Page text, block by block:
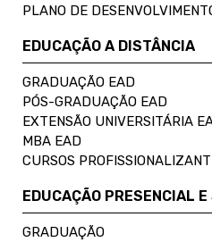
PLANO DE
EDUCAÇÃO A DISTÂNCIA
GRADUAÇÃO EAD
PÓS-GRADUAÇÃO EAD
EXTENSÃO UNIVERSITÁRIA
MBA EAD
CURSOS
EDUCAÇÃO PRESENCIAL
GRADUAÇÃO